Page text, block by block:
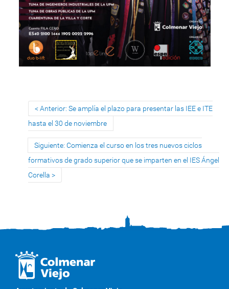
Anterior: Se amplía el plazo para presentar las IEE e ITE
hasta el 30 de noviembre
Siguiente: Comienza el curso en los tres nuevos ciclos
formativos de grado superior que se imparten en el IES Ángel
Corella